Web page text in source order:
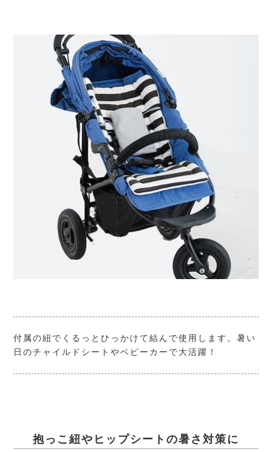
付属の紐でくるっとひっかけて結んで使用します。暑い
日のチャイルドシートやベビーカーで大活躍！
抱っこ紐やヒップシートの暑さ対策に